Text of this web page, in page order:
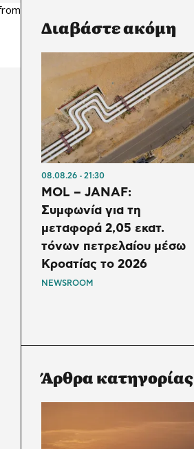
Διαβάστε ακόμη
08.08.26 21:30
MOL – JANAF:
Συμφωνία για τη
μεταφορά 2,05 εκατ.
τόνων πετρελαίου μέσω
Κροατίας το 2026
NEWSROOM
Άρθρα κατηγορίας